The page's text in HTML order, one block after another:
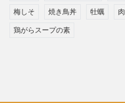
梅しそ 焼き鳥丼 牡蠣 肉
鶏がらスープの素